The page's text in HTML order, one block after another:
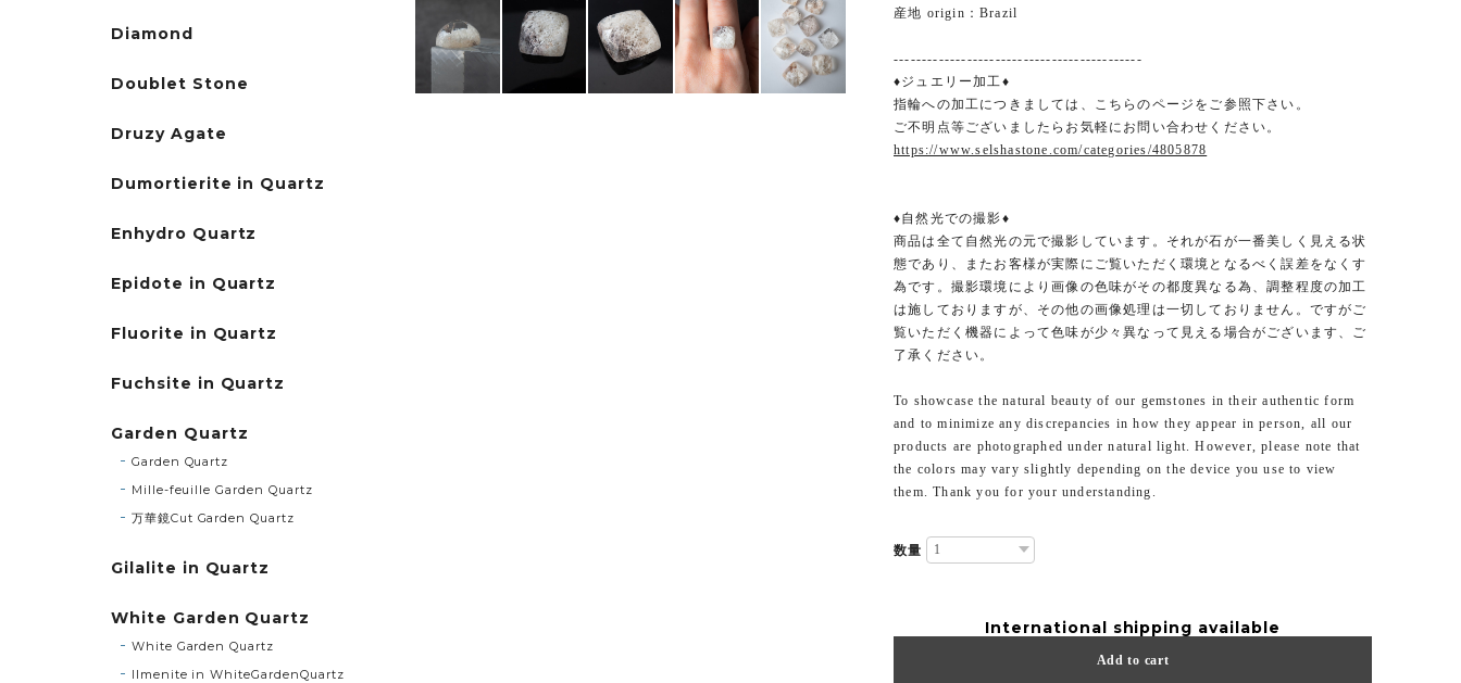
産地 origin：Brazil
--------------------------------------------
♦ジュエリー加工♦
指輪への加工につきましては、こちらのページをご参照下さい。
ご不明点等ございましたらお気軽にお問い合わせください。
https://www.selshastone.com/categories/4805878
♦︎自然光での撮影♦︎
商品は全て自然光の元で撮影しています。それが石が一番美しく見える状
態であり、またお客様が実際にご覧いただく環境となるべく誤差をなくす
為です。撮影環境により画像の色味がその都度異なる為、調整程度の加工
は施しておりますが、その他の画像処理は一切しておりません。ですがご
覧いただく機器によって色味が少々異なって見える場合がございます、ご
了承ください。
To showcase the natural beauty of our gemstones in their authentic form
and to minimize any discrepancies in how they appear in person, all our
products are photographed under natural light. However, please note that
the colors may vary slightly depending on the device you use to view
them. Thank you for your understanding.
数量
International shipping available
Add to cart
Diamond
Doublet Stone
Druzy Agate
Dumortierite in Quartz
Enhydro Quartz
Epidote in Quartz
Fluorite in Quartz
Fuchsite in Quartz
Garden Quartz
Garden Quartz
Mille-feuille Garden Quartz
万華鏡Cut Garden Quartz
Gilalite in Quartz
White Garden Quartz
White Garden Quartz
Ilmenite in WhiteGardenQuartz